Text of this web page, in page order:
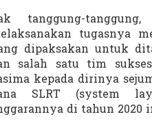
tanggung-
tugasnya
dipaksakan untuk
salah satu tim
kepada dirinya
SLRT (system
di tahun 2020
Menteri Nusron:
Cegah Konflik